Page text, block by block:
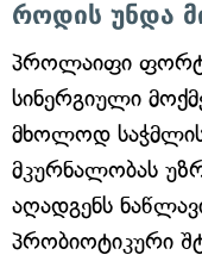
როდის უნდა
პროლაიფი
სინერგიული
მხოლოდ
მკურნალობას
აღადგენს
პრობიოტიკური